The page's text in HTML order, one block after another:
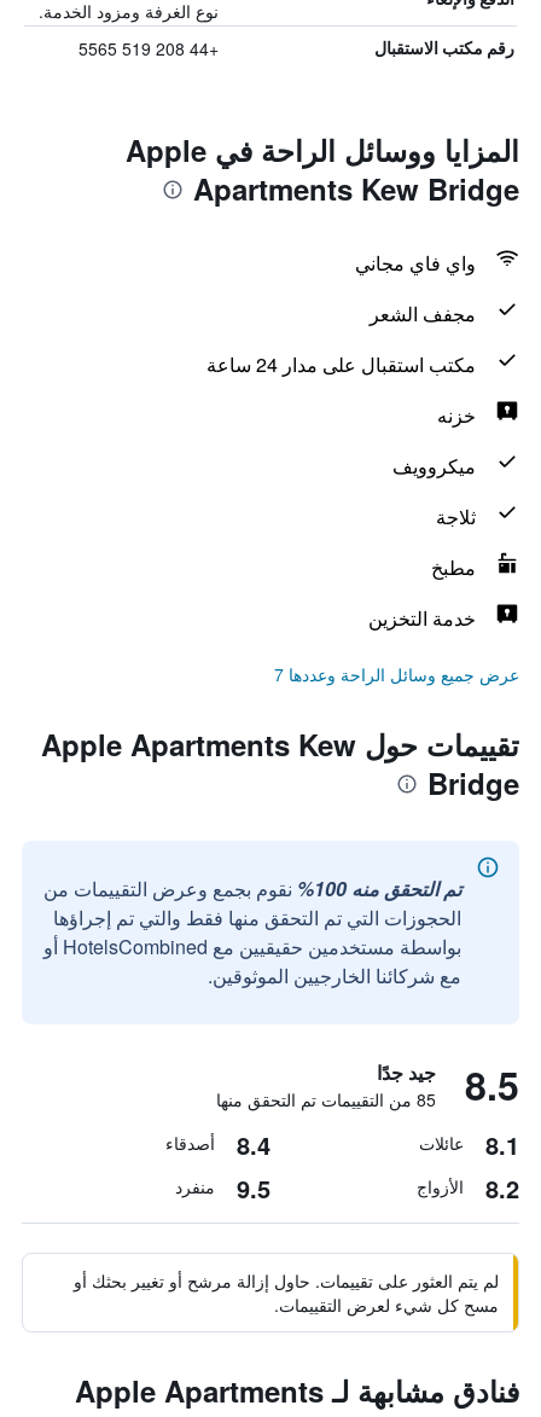
نوع الغرفة ومزود الخدمة.
رقم مكتب الاستقبال +44 208 519 5565
المزايا ووسائل الراحة في Apple
Apartments Kew Bridge
واي فاي مجاني
مجفف الشعر
مكتب استقبال على مدار 24 ساعة
خزنه
ميكروويف
ثلاجة
مطبخ
خدمة التخزين
عرض جميع وسائل الراحة وعددها 7
تقييمات حول Apple Apartments Kew
Bridge
تم التحقق منه 100%
نقوم بجمع وعرض التقييمات من
الحجوزات التي تم التحقق منها فقط والتي تم إجراؤها
بواسطة مستخدمين حقيقيين مع HotelsCombined أو
مع شركائنا الخارجيين الموثوقين.
8.5 جيد جدًا
85 من التقييمات تم التحقق منها
8.1 عائلات 8.4 أصدقاء
8.2 الأزواج 9.5 منفرد
لم يتم العثور على تقييمات. حاول إزالة مرشح أو تغيير بحثك أو
مسح كل شيء لعرض التقييمات.
فنادق مشابهة لـ Apple Apartments